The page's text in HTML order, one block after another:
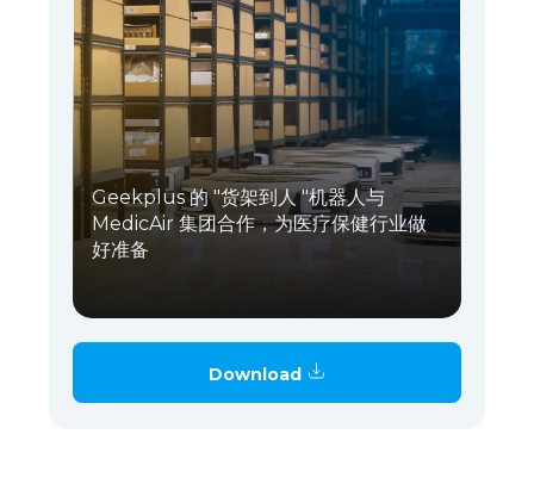
Geekplus 的 "货架到人 "机器人与
MedicAir 集团合作，为医疗保健行业做
好准备
Download